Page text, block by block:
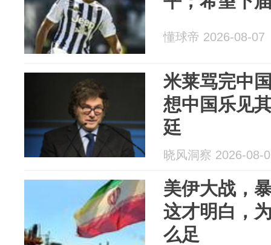
懂球帝 2026-08-07
米莱骂完中
想中国乐见
廷
晓风洞察 2026-08-
美伊大战，
这才明白，
么足